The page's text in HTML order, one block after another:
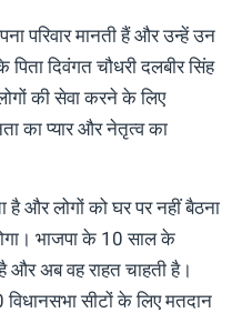
परिवार मानती हैं और उन्हें उन
पिता दिवंगत चौधरी दलबीर सिंह
की सेवा करने के लिए
का प्यार और नेतृत्व का
और लोगों को घर पर नहीं बैठना
भाजपा के 10 साल के
अब वह राहत चाहती है।
विधानसभा सीटों के लिए मतदान